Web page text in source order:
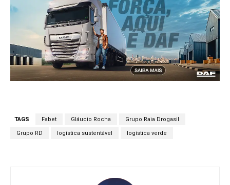
TAGS Fabet Gláucio Rocha Grupo Raia Drogasil
Grupo RD logística sustentável logística verde